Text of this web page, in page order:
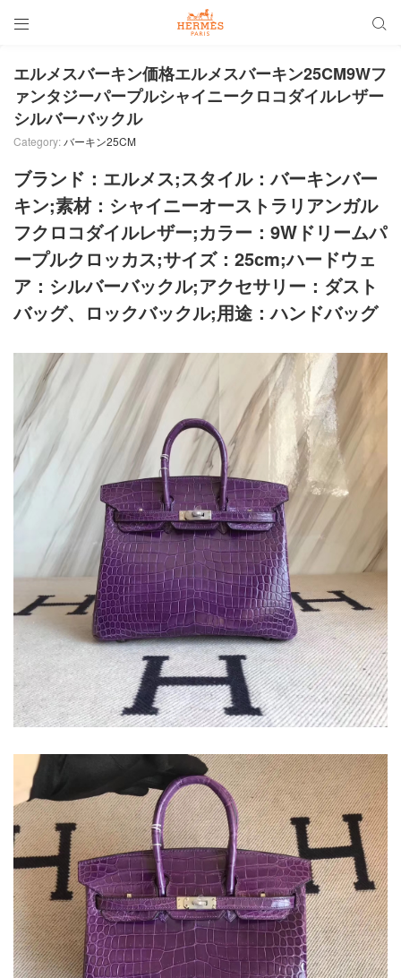
 
エルメスバーキン価格エルメスバーキン25CM9Wフ
ァンタジーパープルシャイニークロコダイルレザー
シルバーバックル
Category:バーキン25CM
ブランド：エルメス;スタイル：バーキンバー
キン;素材：シャイニーオーストラリアンガル
フクロコダイルレザー;カラー：9Wドリームパ
ープルクロッカス;サイズ：25cm;ハードウェ
ア：シルバーバックル;アクセサリー：ダスト
バッグ、ロックバックル;用途：ハンドバッグ